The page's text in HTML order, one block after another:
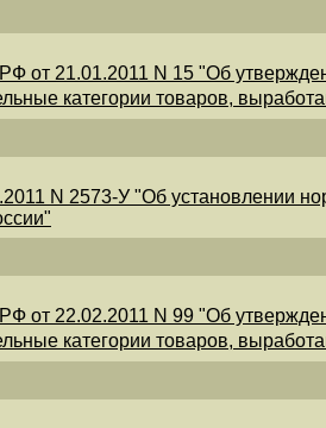
от 21.01.2011 N 15 "Об
категории товаров,
N 2573-У "Об установлении
от 22.02.2011 N 99 "Об
категории товаров,